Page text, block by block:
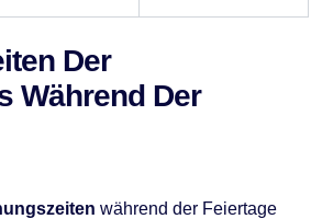
Der
Während Der
während der Feiertage